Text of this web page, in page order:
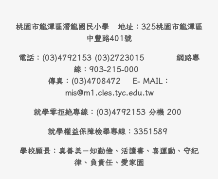
桃園市龍潭區潛龍國民小學 地址：325桃園市龍潭區
中豐路401號
電話：(03)4792153 (03)2723015 網路專
線：903-215-000
傳真：(03)4708472 E- MAIL：
mis@m1.cles.tyc.edu.tw
就學零拒絶專線：(03)4792153 分機 200
就學權益保障檢舉專線：3351589
學校願景：真善美－知勤儉、活讀書、喜運動、守紀
律、負責任、愛家園